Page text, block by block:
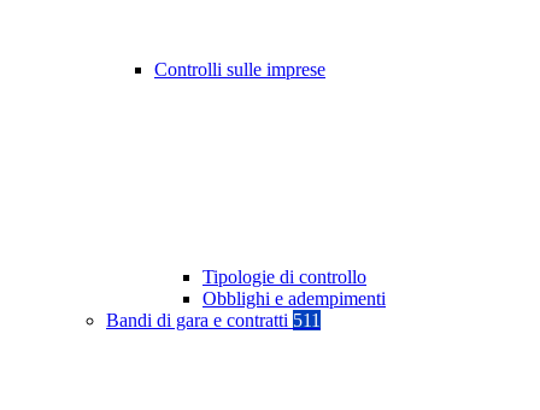
Controlli sulle imprese
Tipologie di controllo
Obblighi e adempimenti
Bandi di gara e contratti 511